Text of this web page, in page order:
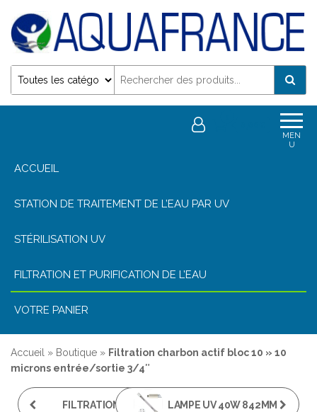
Désinfection Uv de l'eau | Filtration et Potabilisation
MEN
U
ACCUEIL
STATION DE TRAITEMENT DE L’EAU PAR UV
STÉRILISATION UV
FILTRATION ET PURIFICATION DE L’EAU
VOTRE PANIER
Accueil » Boutique » Filtration charbon actif bloc 10 » 10
microns entrée/sortie 3/4″
FILTRATION ANTI- LAMPE UV 40W 842MM